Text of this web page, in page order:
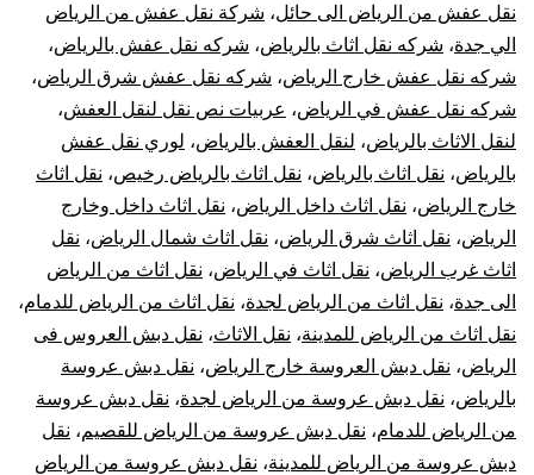
نقل عفش من الرياض الى حائل، شركة نقل عفش من الرياض
الي جدة، شركه نقل اثاث بالرياض، شركه نقل عفش بالرياض،
شركه نقل عفش خارج الرياض، شركه نقل عفش شرق الرياض،
شركه نقل عفش في الرياض، عربيات نص نقل لنقل العفش،
لنقل الاثاث بالرياض، لنقل العفش بالرياض، لوري نقل عفش
بالرياض، نقل اثاث بالرياض، نقل اثاث بالرياض رخيص، نقل اثاث
خارج الرياض، نقل اثاث داخل الرياض، نقل اثاث داخل وخارج
الرياض، نقل اثاث شرق الرياض، نقل اثاث شمال الرياض، نقل
اثاث غرب الرياض، نقل اثاث في الرياض، نقل اثاث من الرياض
الى جدة، نقل اثاث من الرياض لجدة، نقل اثاث من الرياض للدمام،
نقل اثاث من الرياض للمدينة، نقل الاثاث، نقل دبش العروس فى
الرياض، نقل دبش العروسة خارج الرياض، نقل دبش عروسة
بالرياض، نقل دبش عروسة من الرياض لجدة، نقل دبش عروسة
من الرياض للدمام، نقل دبش عروسة من الرياض للقصيم، نقل
دبش عروسة من الرياض للمدينة، نقل دبش عروسة من الرياض